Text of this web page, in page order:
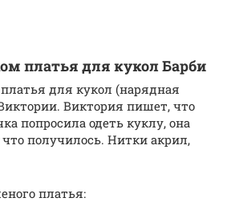
платья для кукол Барби
для кукол (нарядная
Виктория пишет, что
попросила одеть куклу, она
что получилось. Нитки акрил,
платья: